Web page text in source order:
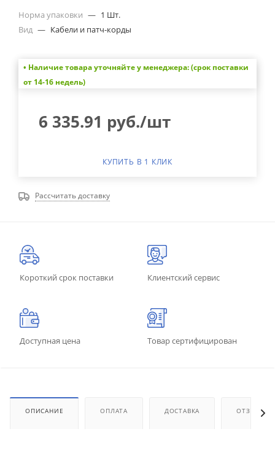
Норма упаковки — 1 Шт.
Вид — Кабели и патч-корды
• Наличие товара уточняйте у менеджера: (срок поставки
от 14-16 недель)
6 335.91 руб./шт
КУПИТЬ В 1 КЛИК
Рассчитать доставку
Короткий срок поставки Клиентский сервис
Доступная цена Товар сертифицирован
ОПИСАНИЕ ОПЛАТА ДОСТАВКА ОТЗЫВЫ